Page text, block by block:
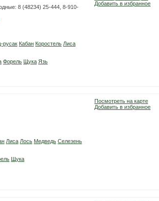
8 (48234) 25-444, 8-910-
русак Кабан Коростель Лиса
Форель Щука Язь
Добавить в избранное
Лиса Лось Медведь Селезень
Щука
Посмотреть на карте
Добавить в избранное